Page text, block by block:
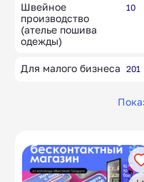
Швейное
производство
(ателье пошива
одежды)
10
Для малого бизнеса 201
10
Эзотерические
магазины
10